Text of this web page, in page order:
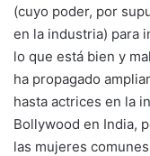
(cuyo poder, por
en la industria) para
lo que está bien y
ha propagado
hasta actrices en la
Bollywood en India,
las mujeres